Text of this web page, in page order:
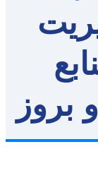
بروز